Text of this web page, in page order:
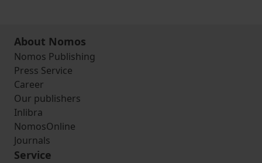
About Nomos
Nomos Publishing
Press Service
Career
Our publishers
Inlibra
NomosOnline
Journals
Service